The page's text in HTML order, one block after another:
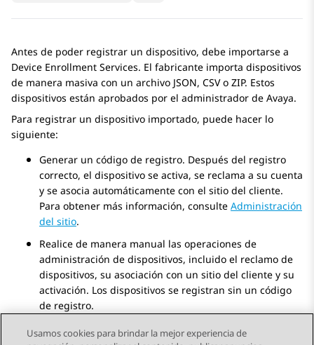
Antes de poder registrar un dispositivo, debe importarse a
Device Enrollment Services. El fabricante importa dispositivos
de manera masiva con un archivo JSON, CSV o ZIP. Estos
dispositivos están aprobados por el administrador de Avaya.
Para registrar un dispositivo importado, puede hacer lo
siguiente:
Generar un código de registro. Después del registro
correcto, el dispositivo se activa, se reclama a su cuenta
y se asocia automáticamente con el sitio del cliente.
Para obtener más información, consulte Administración
del sitio.
Realice de manera manual las operaciones de
administración de dispositivos, incluido el reclamo de
dispositivos, su asociación con un sitio del cliente y su
activación. Los dispositivos se registran sin un código
de registro.
Usamos cookies para brindar la mejor experiencia de